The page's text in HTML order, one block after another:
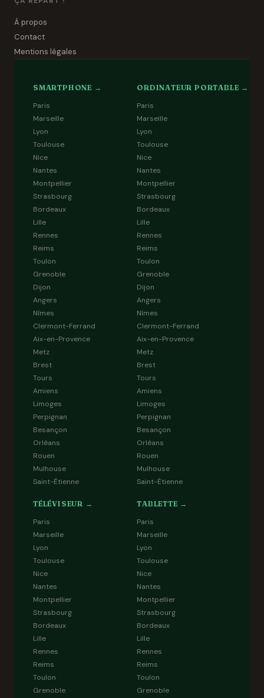
À propos
Contact
Mentions légales
SMARTPHONE →
Paris
Marseille
Lyon
Toulouse
Nice
Nantes
Montpellier
Strasbourg
Bordeaux
Lille
Rennes
Reims
Toulon
Grenoble
Dijon
Angers
Nîmes
Clermont-Ferrand
Aix-en-Provence
Metz
Brest
Tours
Amiens
Limoges
Perpignan
Besançon
Orléans
Rouen
Mulhouse
Saint-Étienne
ORDINATEUR PORTABLE →
Paris
Marseille
Lyon
Toulouse
Nice
Nantes
Montpellier
Strasbourg
Bordeaux
Lille
Rennes
Reims
Toulon
Grenoble
Dijon
Angers
Nîmes
Clermont-Ferrand
Aix-en-Provence
Metz
Brest
Tours
Amiens
Limoges
Perpignan
Besançon
Orléans
Rouen
Mulhouse
Saint-Étienne
TÉLÉVISEUR →
Paris
Marseille
Lyon
Toulouse
Nice
Nantes
Montpellier
Strasbourg
Bordeaux
Lille
Rennes
Reims
Toulon
Grenoble
TABLETTE →
Paris
Marseille
Lyon
Toulouse
Nice
Nantes
Montpellier
Strasbourg
Bordeaux
Lille
Rennes
Reims
Toulon
Grenoble